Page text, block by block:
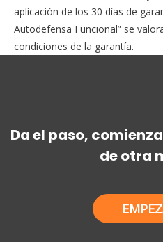
aplicación de los 30 días de
Autodefensa Funcional” se
condiciones de la garantía.
Da el paso,
de otra